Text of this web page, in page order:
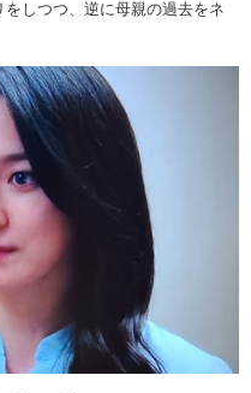
しつつ、逆に母親の過去をネ